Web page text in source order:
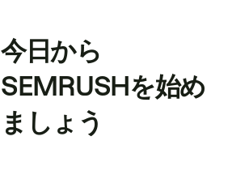
今日から
SEMRUSHを始め
ましょう